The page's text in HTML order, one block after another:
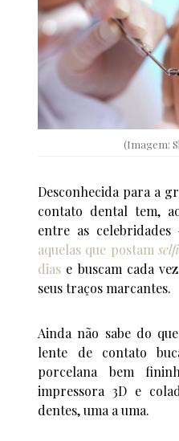
(Imagem:
Desconhecida para a
contato dental tem,
entre as
aquelas que postam
dias e buscam cada
seus traços marcantes.
Ainda não sabe do
lente de contato
porcelana bem
impressora 3D e
dentes, uma a uma.